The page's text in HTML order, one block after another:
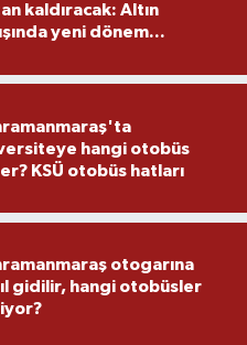
kaldıracak: Altın
yeni dönem...
hangi otobüs
KSÜ otobüs hatları
otogarına
gidilir, hangi otobüsler